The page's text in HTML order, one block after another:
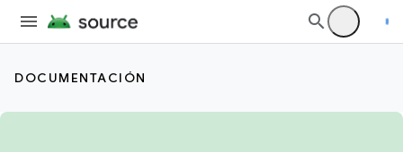
DOCUMENTACIÓN